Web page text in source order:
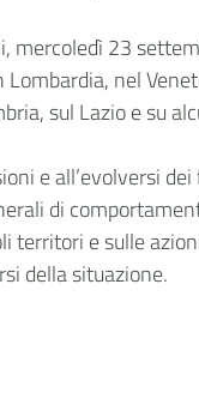
mercoledì 23
nel
sul Lazio e su
e all’evolversi
di
territori e sulle
della situazione.